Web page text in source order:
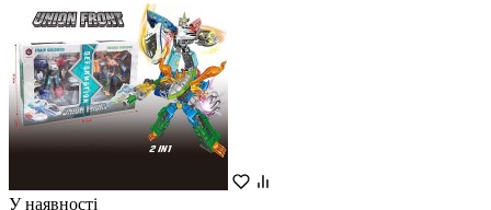
У наявності